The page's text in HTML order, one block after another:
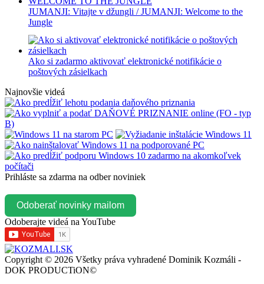
JUMANJI: Vitajte v džungli / JUMANJI: Welcome to the
Jungl‪e
Ako si zadarmo aktivovať elektronické notifikácie o
poštových zásielkach
Najnovšie videá
Prihláste sa zdarma na odber noviniek
Odoberať novinky mailom
Odoberajte videá na YouTube
Copyright © 2026 Všetky práva vyhradené Dominik Kozmáli -
DOK PRODUCTiON©